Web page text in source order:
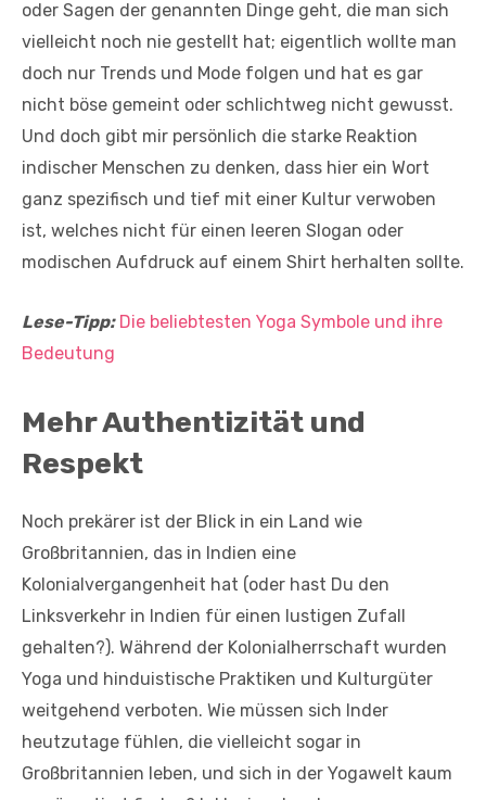
oder Sagen der genannten Dinge geht, die man sich
vielleicht noch nie gestellt hat; eigentlich wollte man
doch nur Trends und Mode folgen und hat es gar
nicht böse gemeint oder schlichtweg nicht gewusst.
Und doch gibt mir persönlich die starke Reaktion
indischer Menschen zu denken, dass hier ein Wort
ganz spezifisch und tief mit einer Kultur verwoben
ist, welches nicht für einen leeren Slogan oder
modischen Aufdruck auf einem Shirt herhalten sollte.
Lese-Tipp: Die beliebtesten Yoga Symbole und ihre
Bedeutung
MehrAuthentizität und
Respekt
Noch prekärer ist der Blick in ein Land wie
Großbritannien, das in Indien eine
Kolonialvergangenheit hat (oder hast Du den
Linksverkehr in Indien für einen lustigen Zufall
gehalten?). Während der Kolonialherrschaft wurden
Yoga und hinduistische Praktiken und Kulturgüter
weitgehend verboten. Wie müssen sich Inder
heutzutage fühlen, die vielleicht sogar in
Großbritannien leben, und sich in der Yogawelt kaum